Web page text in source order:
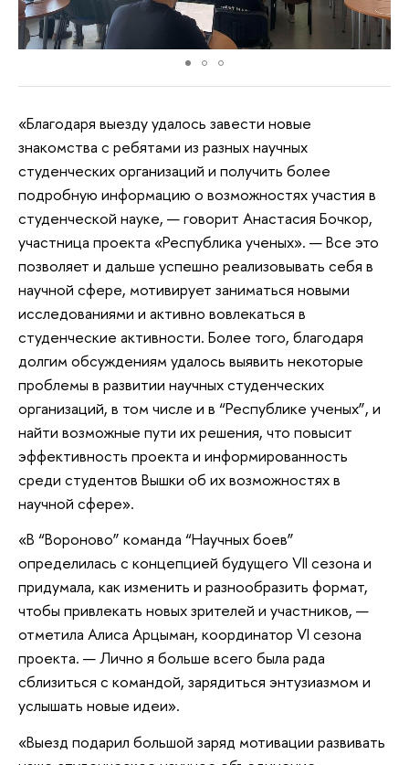
«Благодаря выезду удалось завести новые
знакомства с ребятами из разных научных
студенческих организаций и получить более
подробную информацию о возможностях участия в
студенческой науке, — говорит Анастасия Бочкор,
участница проекта «Республика ученых». — Все это
позволяет и дальше успешно реализовывать себя в
научной сфере, мотивирует заниматься новыми
исследованиями и активно вовлекаться в
студенческие активности. Более того, благодаря
долгим обсуждениям удалось выявить некоторые
проблемы в развитии научных студенческих
организаций, в том числе и в “Республике ученых”, и
найти возможные пути их решения, что повысит
эффективность проекта и информированность
среди студентов Вышки об их возможностях в
научной сфере».
«В “Вороново” команда “Научных боев”
определилась с концепцией будущего VII сезона и
придумала, как изменить и разнообразить формат,
чтобы привлекать новых зрителей и участников, —
отметила Алиса Арцыман, координатор VI сезона
проекта. — Лично я больше всего была рада
сблизиться с командой, зарядиться энтузиазмом и
услышать новые идеи».
«Выезд подарил большой заряд мотивации развивать